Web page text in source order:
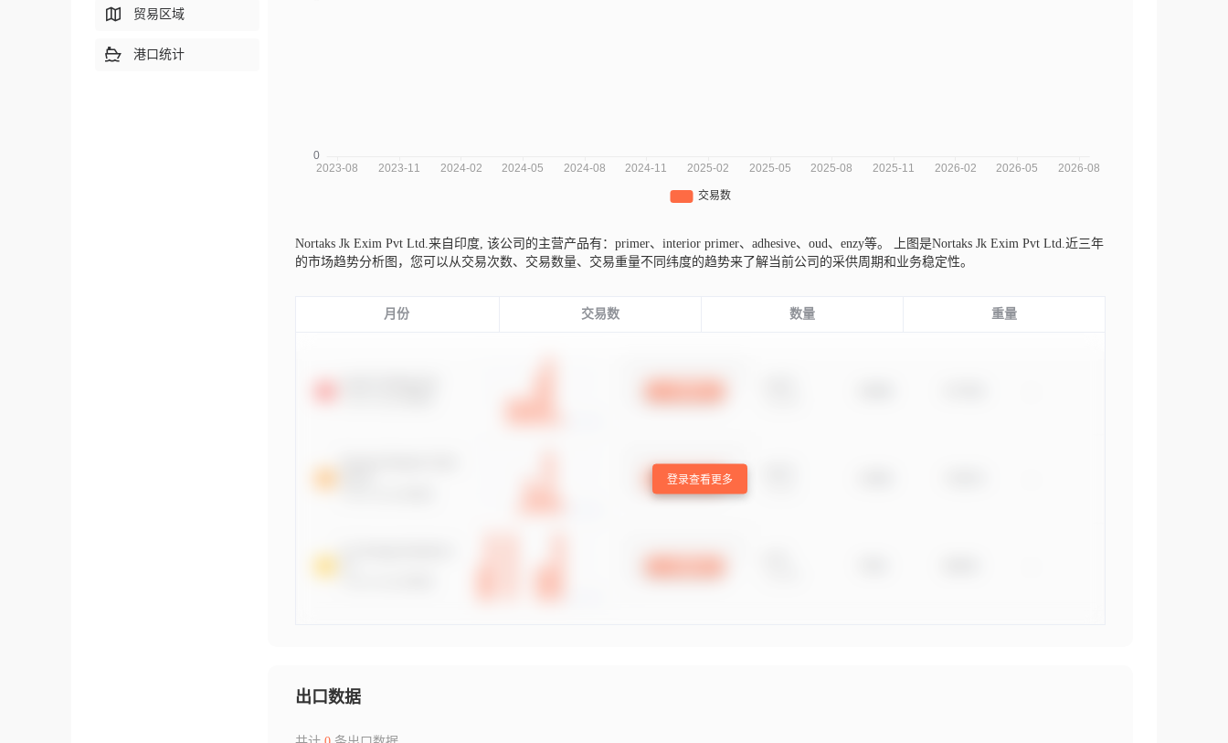
Nortaks Jk Exim Pvt Ltd.来自印度, 该公司的主营产品有：primer、interior primer、adhesive、oud、enzy等。
上图是Nortaks Jk Exim Pvt Ltd.近三年
的市场趋势分析图，您可以从交易次数、交易数量、交易重量不同纬度的趋势来了解当前公司的采供周期和业务稳定性。
月份 交易数 数量 重量
登录查看更多
出口数据
贸易区域
港口统计